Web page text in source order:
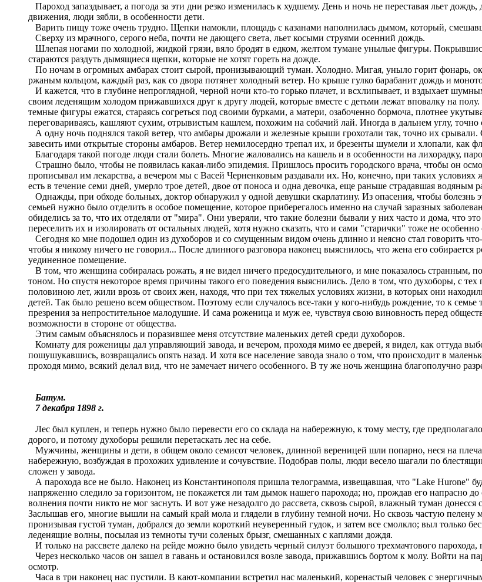
Пароход запаздывает, а погода за эти дни резко изменилась к худшему. День и ночь не переставая льет
движения, люди зябли, в особенности дети.
Варить пищу тоже очень трудно. Щепки намокли, площадь с казанами наполнилась дымом, который,
Сверху из мрачного, серого неба, почти не дающего света, льет косыми струями осенний дождь.
Шлепая ногами по холодной, жидкой грязи, вяло бродят в едком, желтом тумане унылые фигуры.
стараются раздуть дымящиеся щепки, которые не хотят гореть на дожде.
По ночам в огромных амбарах стоит сырой, пронизывающий туман. Холодно. Мигая, уныло горит фонарь,
ржаным кольцом, каждый раз, как со двора потянет холодный ветер. Но крыше гулко барабанит дождь и
И кажется, что в глубине непроглядной, черной ночи кто-то горько плачет, и всхлипывает, и вздыхает
своим леденящим холодом прижавшихся друг к другу людей, которые вместе с детьми лежат вповалку на
темные фигуры ежатся, стараясь согреться под своими бурками, а матери, озабоченно бормоча, плотнее
переговариваясь, кашляют сухим, отрывистым кашлем, похожим на собачий лай. Иногда в дальнем углу,
А одну ночь поднялся такой ветер, что амбары дрожали и железные крыши грохотали так, точно их
завесить ими открытые стороны амбаров. Ветер немилосердно трепал их, и брезенты шумели и хлопали, как
Благодаря такой погоде люди стали болеть. Многие жаловались на кашель и в особенности на лихорадку,
Страшно было, чтобы не появилась какая-либо эпидемия. Пришлось просить городского врача, чтобы он
прописывал им лекарства, а вечером мы с Васей Черненковым раздавали их. Но, конечно, при таких условиях
есть в течение семи дней, умерло трое детей, двое от поноса и одна девочка, еще раньше страдавшая водяным
Однажды, при обходе больных, доктор обнаружил у одной девушки скарлатину. Из опасения, чтобы болезнь
семьей нужно было отделить в особое помещение, которое приберегалось именно на случай заразных
обиделись за то, что их отделяли от "мира". Они уверяли, что такие болезни бывали у них часто и дома, что
переселить их и изолировать от остальных людей, хотя нужно сказать, что и сами "старички" тоже не
Сегодня ко мне подошел один из духоборов и со смущенным видом очень длинно и неясно стал говорить
чтобы я никому ничего не говорил... После длинного разговора наконец выяснилось, что жена его собирается
уединенное помещение.
В том, что женщина собиралась рожать, я не видел ничего предосудительного, и мне показалось
тоном. Но спустя некоторое время причины такого его поведения выяснились. Дело в том, что духоборы, с
половиною лет, жили врозь от своих жен, находя, что при тех тяжелых условиях жизни, в которых они
детей. Так было решено всем обществом. Поэтому если случалось все-таки у кого-нибудь рождение, то к семье
презрения за непростительное малодушие. И сама роженица и муж ее, чувствуя свою виновность перед
возможности в стороне от общества.
Этим самым объяснялось и поразившее меня отсутствие маленьких детей среди духоборов.
Комнату для роженицы дал управляющий завода, и вечером, проходя мимо ее дверей, я видел, как оттуда
пошушукавшись, возвращались опять назад. И хотя все население завода знало о том, что происходит в
проходя мимо, всякий делал вид, что не замечает ничего особенного. В ту же ночь женщина благополучно
Батум.
7 декабря 1898 г.
Лес был куплен, и теперь нужно было перевести его со склада на набережную, к тому месту, где
дорого, и потому духоборы решили перетаскать лес на себе.
Мужчины, женщины и дети, в общем около семисот человек, длинной вереницей шли попарно, неся на
набережную, возбуждая в прохожих удивление и сочувствие. Подобрав полы, люди весело шагали по
сложен у завода.
А парохода все не было. Наконец из Константинополя пришла телограмма, извещавшая, что "Lake Hurone"
напряженно следило за горизонтом, не покажется ли там дымок нашего парохода; но, прождав его напрасно
волнения почти никто не мог заснуть. И вот уже незадолго до рассвета, сквозь сырой, влажный туман
Заслышав его, многие вышли на самый край мола и глядели в глубину темной ночи. Но сквозь частую пелену
пронизывая густой туман, добрался до земли короткий неуверенный гудок, и затем все смолкло; выл только
леденящие волны, посылая из темноты тучи соленых брызг, смешанных с каплями дождя.
И только на рассвете далеко на рейде можно было увидеть черный силуэт большого трехмачтового
Через несколько часов он зашел в гавань и остановился возле завода, прижавшись бортом к молу. Войти на
осмотр.
Часа в три наконец нас пустили. В кают-компании встретил нас маленький, коренастый человек с